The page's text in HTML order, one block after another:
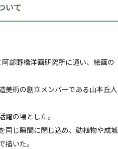
いて
部野橋洋画研究所に通い、絵画の
美術の創立メンバーである山本丘人
の場とした。
同じ瞬間に閉じ込め、動植物や成城
いた。